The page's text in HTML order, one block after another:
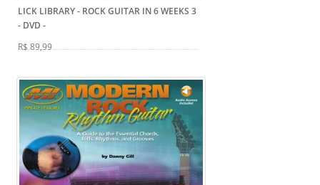
LICK LIBRARY - ROCK GUITAR IN 6 WEEKS 3
- DVD -
R$ 89,99